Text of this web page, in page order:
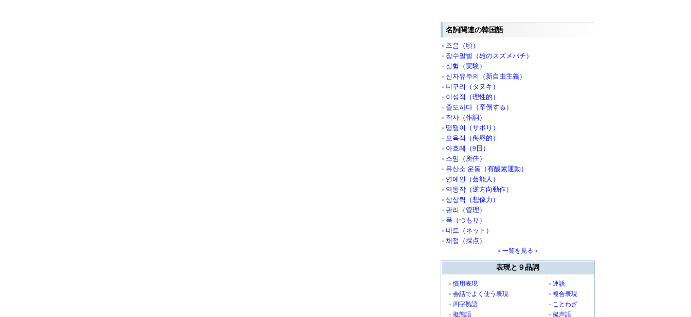
名詞関連の韓国語
즈음（頃）
장수말벌（雄のスズメバチ）
실험（実験）
신자유주의（新自由主義）
너구리（タヌキ）
이성적（理性的）
졸도하다（卒倒する）
작사（作詞）
땡땡이（サボり）
모욕적（侮辱的）
아흐레（9日）
소임（所任）
유산소 운동（有酸素運動）
연예인（芸能人）
역동작（逆方向動作）
상상력（想像力）
관리（管理）
폭（つもり）
네트（ネット）
채점（採点）
＜一覧を見る＞
表現と９品詞
慣用表現
連語
会話でよく使う表現
複合表現
四字熟語
ことわざ
擬態語
擬声語